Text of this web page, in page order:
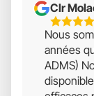
Clr
5
Étoiles
Sur
5
Nous
années
ADMS)